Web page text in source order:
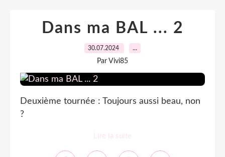
Dans ma BAL ... 2
30.07.2024 …
Par Vivi85
Deuxième tournée : Toujours aussi beau, non
?
Lire la suite